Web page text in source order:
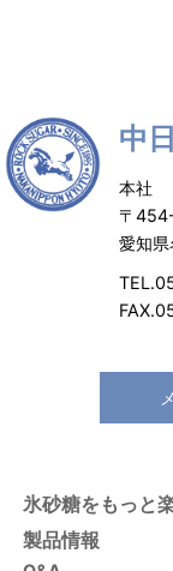
中
本社
〒
愛知
氷砂糖をもっと
製品情報